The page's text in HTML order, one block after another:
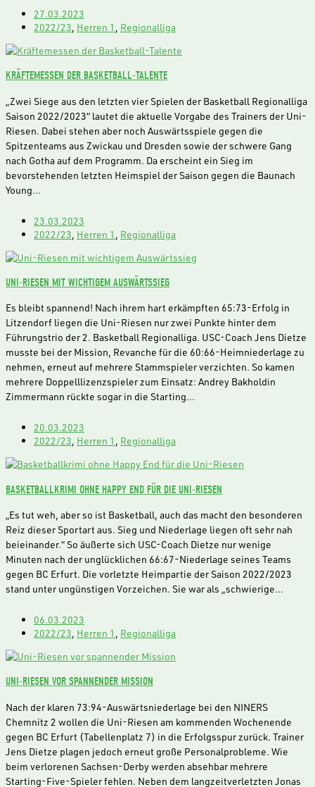
27.03.2023
2022/23, Herren 1 , Regionalliga
KRÄFTEMESSEN DER BASKETBALL-TALENTE
„Zwei Siege aus den letzten vier Spielen der Basketball Regionalliga
Saison 2022/2023“ lautet die aktuelle Vorgabe des Trainers der Uni-
Riesen. Dabei stehen aber noch Auswärtsspiele gegen die
Spitzenteams aus Zwickau und Dresden sowie der schwere Gang
nach Gotha auf dem Programm. Da erscheint ein Sieg im
bevorstehenden letzten Heimspiel der Saison gegen die Baunach
Young…
23.03.2023
2022/23, Herren 1 , Regionalliga
UNI-RIESEN MIT WICHTIGEM AUSWÄRTSSIEG
Es bleibt spannend! Nach ihrem hart erkämpften 65:73-Erfolg in
Litzendorf liegen die Uni-Riesen nur zwei Punkte hinter dem
Führungstrio der 2. Basketball Regionalliga. USC-Coach Jens Dietze
musste bei der Mission, Revanche für die 60:66-Heimniederlage zu
nehmen, erneut auf mehrere Stammspieler verzichten. So kamen
mehrere Doppelllizenzspieler zum Einsatz: Andrey Bakholdin
Zimmermann rückte sogar in die Starting…
20.03.2023
2022/23, Herren 1 , Regionalliga
BASKETBALLKRIMI OHNE HAPPY END FÜR DIE UNI-RIESEN
„Es tut weh, aber so ist Basketball, auch das macht den besonderen
Reiz dieser Sportart aus. Sieg und Niederlage liegen oft sehr nah
beieinander.“ So äußerte sich USC-Coach Dietze nur wenige
Minuten nach der unglücklichen 66:67-Niederlage seines Teams
gegen BC Erfurt. Die vorletzte Heimpartie der Saison 2022/2023
stand unter ungünstigen Vorzeichen. Sie war als „schwierige…
06.03.2023
2022/23, Herren 1 , Regionalliga
UNI-RIESEN VOR SPANNENDER MISSION
Nach der klaren 73:94-Auswärtsniederlage bei den NINERS
Chemnitz 2 wollen die Uni-Riesen am kommenden Wochenende
gegen BC Erfurt (Tabellenplatz 7) in die Erfolgsspur zurück. Trainer
Jens Dietze plagen jedoch erneut große Personalprobleme. Wie
beim verlorenen Sachsen-Derby werden absehbar mehrere
Starting-Five-Spieler fehlen. Neben dem langzeitverletzten Jonas